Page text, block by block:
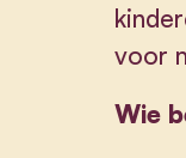
voor
Wie